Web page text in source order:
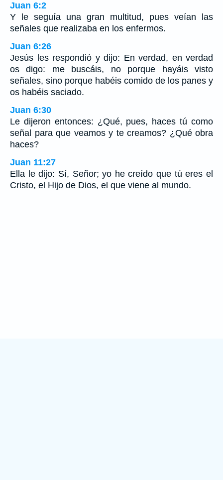
Juan 6:2
Y le seguía una gran multitud, pues veían las
señales que realizaba en los enfermos.
Juan 6:26
Jesús les respondió y dijo: En verdad, en verdad
os digo: me buscáis, no porque hayáis visto
señales, sino porque habéis comido de los panes y
os habéis saciado.
Juan 6:30
Le dijeron entonces: ¿Qué, pues, haces tú como
señal para que veamos y te creamos? ¿Qué obra
haces?
Juan 11:27
Ella le dijo: Sí, Señor; yo he creído que tú eres el
Cristo, el Hijo de Dios, el que viene al mundo.